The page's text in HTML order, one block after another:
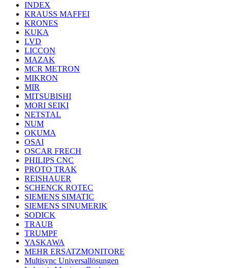
INDEX
KRAUSS MAFFEI
KRONES
KUKA
LVD
LICCON
MAZAK
MCR METRON
MIKRON
MIR
MITSUBISHI
MORI SEIKI
NETSTAL
NUM
OKUMA
OSAI
OSCAR FRECH
PHILIPS CNC
PROTO TRAK
REISHAUER
SCHENCK ROTEC
SIEMENS SIMATIC
SIEMENS SINUMERIK
SODICK
TRAUB
TRUMPF
YASKAWA
MEHR ERSATZMONITORE
Multisync Universallösungen